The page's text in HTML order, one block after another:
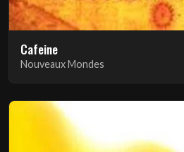
Cafeine
Nouveaux Mondes